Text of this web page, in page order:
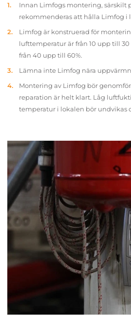
Innan Limfogs montering, särskilt
rekommenderas att hålla Limfog i
Limfog är konstruerad för
lufttemperatur är från 10 upp till
från 40 upp till 60%.
Lämna inte Limfog nära
Montering av Limfog bör
reparation är helt klart. Låg
temperatur i lokalen bör undvikas